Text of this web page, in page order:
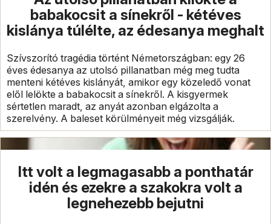
babakocsit a sínekről - kétéves
kislánya túlélte, az édesanya meghalt
Szívszorító tragédia történt Németországban: egy 26
éves édesanya az utolsó pillanatban még meg tudta
menteni kétéves kislányát, amikor egy közeledő vonat
elől lelökte a babakocsit a sínekről. A kisgyermek
sértetlen maradt, az anyát azonban elgázolta a
szerelvény. A baleset körülményeit még vizsgálják.
Itt volt a legmagasabb a ponthatár
idén és ezekre a szakokra volt a
legnehezebb bejutni